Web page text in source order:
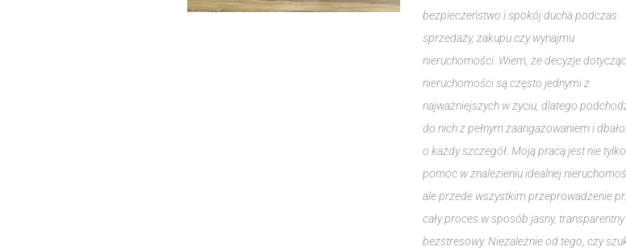
bezpieczeństwo i spokój ducha podczas
sprzedaży, zakupu czy wynajmu
nieruchomości. Wiem, że decyzje
nieruchomości są często jednymi z
najważniejszych w życiu, dlatego
do nich z pełnym zaangażowaniem i
o każdy szczegół. Moją pracą jest nie tylko
pomoc w znalezieniu idealnej
ale przede wszystkim przeprowadzenie
cały proces w sposób jasny, transparentny
bezstresowy. Niezależnie od tego, czy